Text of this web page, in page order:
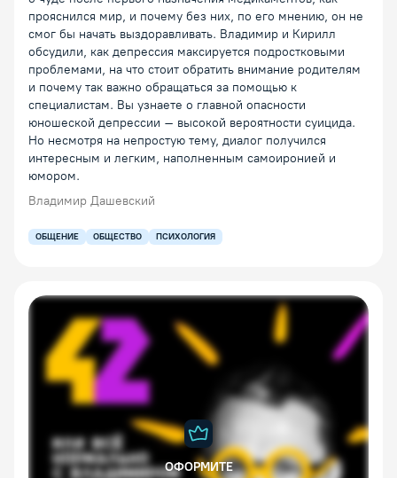
прояснился мир, и почему без них, по его мнению, он не
смог бы начать выздоравливать. Владимир и Кирилл
обсудили, как депрессия максируется подростковыми
проблемами, на что стоит обратить внимание родителям
и почему так важно обращаться за помощью к
специалистам. Вы узнаете о главной опасности
юношеской депрессии – высокой вероятности суицида.
Но несмотря на непростую тему, диалог получился
интересным и легким, наполненным самоиронией и
юмором.
Владимир Дашевский
ОБЩЕНИЕ ОБЩЕСТВО ПСИХОЛОГИЯ
ОФОРМИТЕ